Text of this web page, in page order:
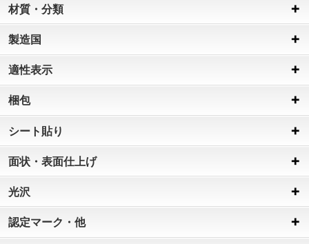
材質・分類
製造国
適性表示
梱包
シート貼り
面状・表面仕上げ
光沢
認定マーク・他